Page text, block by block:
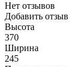
Нет отзывов
Добавить отзыв
Высота
370
Ширина
245